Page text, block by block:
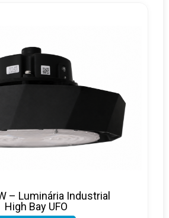
– Luminária Industrial
High Bay UFO